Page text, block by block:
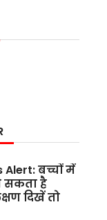
Alert: बच्चों में
सकता है
दिखें तो